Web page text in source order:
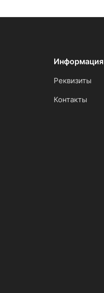
Информация
Реквизиты
Контакты